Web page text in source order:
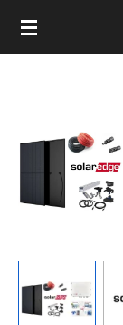
Ga